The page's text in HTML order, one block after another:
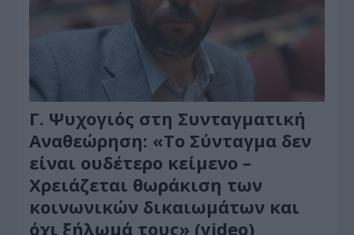
Γ. Ψυχογιός στη Συνταγματική
Αναθεώρηση: «Το Σύνταγμα δεν
είναι ουδέτερο κείμενο –
Χρειάζεται θωράκιση των
κοινωνικών δικαιωμάτων και
όχι ξήλωμά τους» (video)